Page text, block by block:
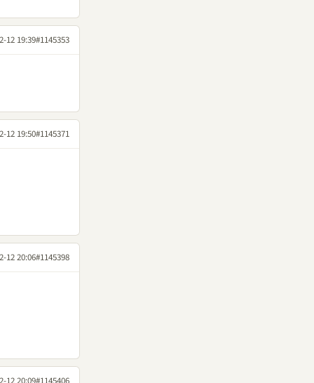
12 19:39#1145353
12 19:50#1145371
12 20:06#1145398